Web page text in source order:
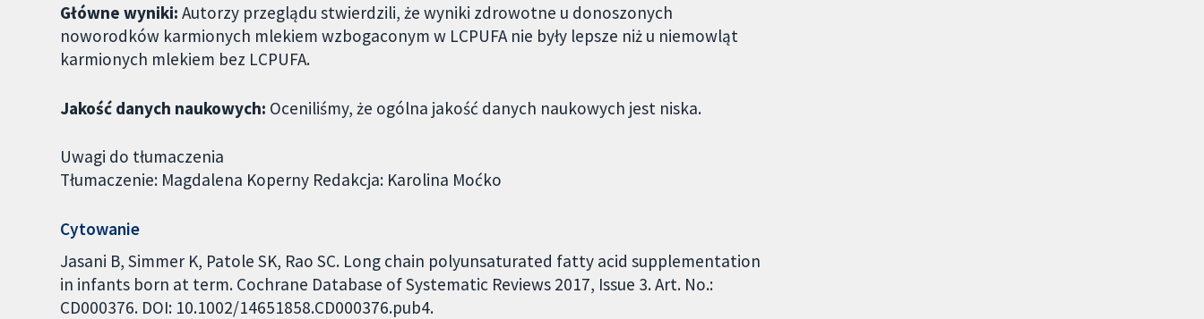
Główne wyniki: Autorzy przeglądu stwierdzili, że wyniki zdrowotne u donoszonych
noworodków karmionych mlekiem wzbogaconym w LCPUFA nie były lepsze niż u niemowląt
karmionych mlekiem bez LCPUFA.
Jakość danych naukowych: Oceniliśmy, że ogólna jakość danych naukowych jest niska.
Uwagi do tłumaczenia
Tłumaczenie: Magdalena Koperny Redakcja: Karolina Moćko
Cytowanie
Jasani B, Simmer K, Patole SK, Rao SC. Long chain polyunsaturated fatty acid supplementation
in infants born at term. Cochrane Database of Systematic Reviews 2017, Issue 3. Art. No.:
CD000376. DOI: 10.1002/14651858.CD000376.pub4.